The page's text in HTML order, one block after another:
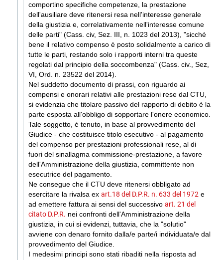
comportino specifiche competenze, la prestazione
dell'ausiliare deve ritenersi resa nell'interesse generale
della giustizia e, correlativamente nell'interesse comune
delle parti" (Cass. civ, Sez. III, n. 1023 del 2013), "sicché
bene il relativo compenso è posto solidalmente a carico di
tutte le parti, restando solo i rapporti interni tra queste
regolati dal principio della soccombenza" (Cass. civ., Sez,
VI, Ord. n. 23522 del 2014).
Nel suddetto documento di prassi, con riguardo ai
compensi e onorari relativi alle prestazioni rese dal CTU,
si evidenzia che titolare passivo del rapporto di debito è la
parte esposta all'obbligo di sopportare l'onere economico.
Tale soggetto, è tenuto, in base al provvedimento del
Giudice - che costituisce titolo esecutivo - al pagamento
del compenso per prestazioni professionali rese, al di
fuori del sinallagma commissione-prestazione, a favore
dell'Amministrazione della giustizia, committente non
esecutrice del pagamento.
Ne consegue che il CTU deve ritenersi obbligato ad
esercitare la rivalsa ex art.18 del D.P.R. n. 633 del 1972 e
ad emettere fattura ai sensi del successivo art. 21 del
citato D.P.R. nei confronti dell'Amministrazione della
giustizia, in cui si evidenzi, tuttavia, che la "solutio"
avviene con denaro fornito dalla/e parte/i individuata/e dal
provvedimento del Giudice.
I medesimi principi sono stati ribaditi nella risposta ad